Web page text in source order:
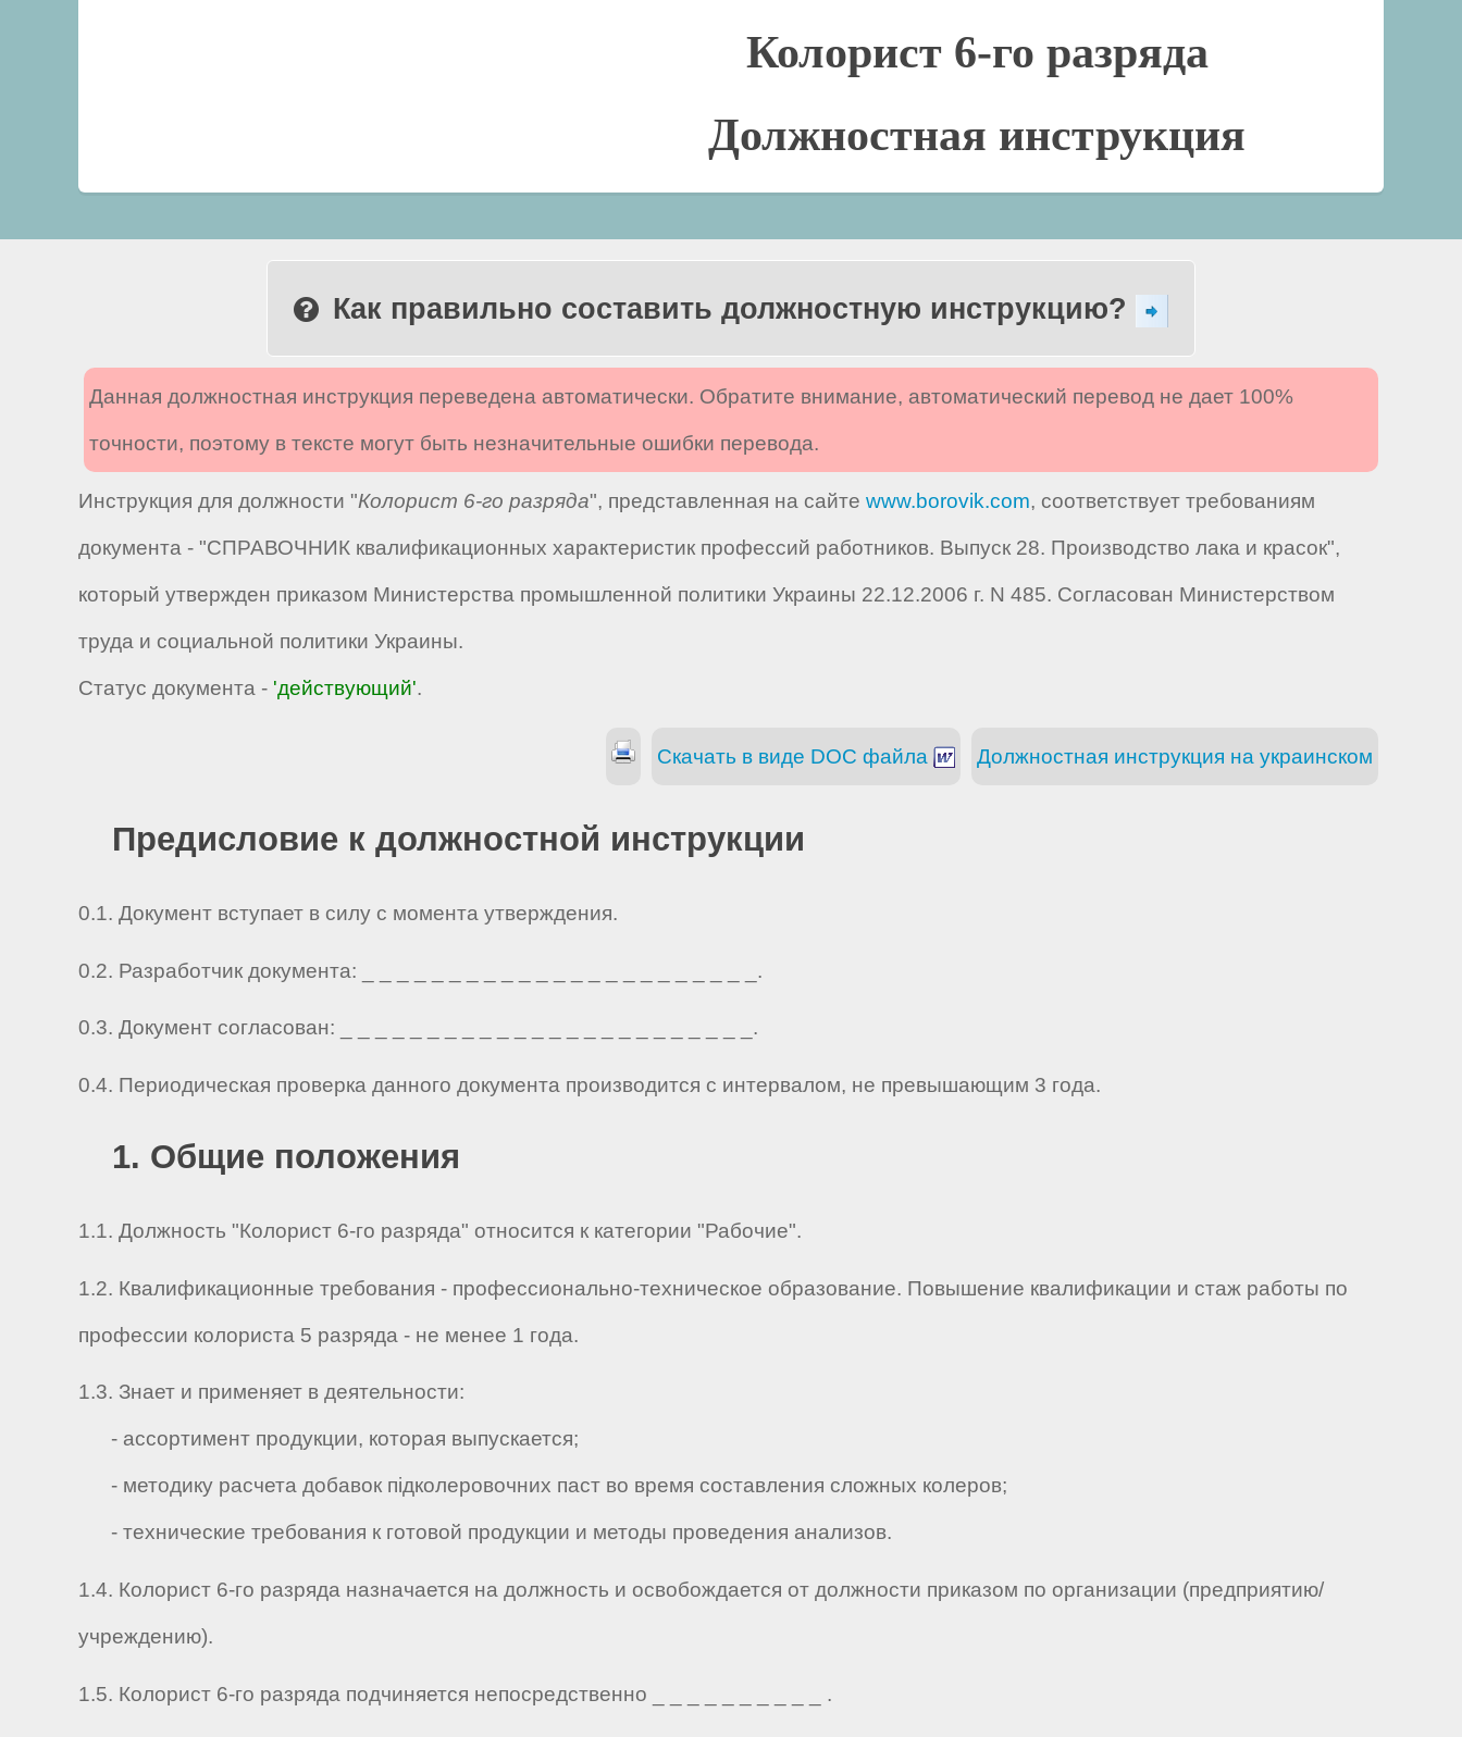
Колорист 6-го разряда
Должностная инструкция
Как правильно составить должностную инструкцию?
Данная должностная инструкция переведена автоматически. Обратите внимание, автоматический перевод не дает 100%
точности, поэтому в тексте могут быть незначительные ошибки перевода.
Инструкция для должности "Колорист 6-го разряда", представленная на сайте www.borovik.com, соответствует требованиям
документа - "СПРАВОЧНИК квалификационных характеристик профессий работников. Выпуск 28. Производство лака и красок",
который утвержден приказом Министерства промышленной политики Украины 22.12.2006 г. N 485. Согласован Министерством
труда и социальной политики Украины.
Статус документа - 'действующий'.
Должностная инструкция на украинском
Скачать в виде DOC файла
Предисловие к должностной инструкции
0.1. Документ вступает в силу с момента утверждения.
0.2. Разработчик документа: _ _ _ _ _ _ _ _ _ _ _ _ _ _ _ _ _ _ _ _ _ _ _.
0.3. Документ согласован: _ _ _ _ _ _ _ _ _ _ _ _ _ _ _ _ _ _ _ _ _ _ _ _.
0.4. Периодическая проверка данного документа производится с интервалом, не превышающим 3 года.
1. Общие положения
1.1. Должность "Колорист 6-го разряда" относится к категории "Рабочие".
1.2. Квалификационные требования - профессионально-техническое образование. Повышение квалификации и стаж работы по
профессии колориста 5 разряда - не менее 1 года.
1.3. Знает и применяет в деятельности:
- ассортимент продукции, которая выпускается;
- методику расчета добавок підколеровочних паст во время составления сложных колеров;
- технические требования к готовой продукции и методы проведения анализов.
1.4. Колорист 6-го разряда назначается на должность и освобождается от должности приказом по организации (предприятию/
учреждению).
1.5. Колорист 6-го разряда подчиняется непосредственно _ _ _ _ _ _ _ _ _ _ .